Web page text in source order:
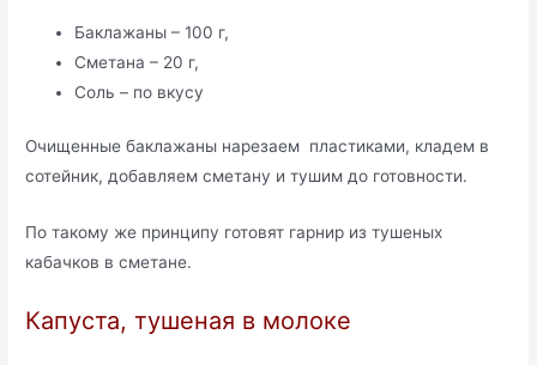
Баклажаны – 100 г,
Сметана – 20 г,
Соль – по вкусу
Очищенные баклажаны нарезаем пластиками, кладем в
сотейник, добавляем сметану и тушим до готовности.
По такому же принципу готовят гарнир из тушеных
кабачков в сметане.
Капуста, тушеная в молоке